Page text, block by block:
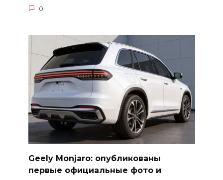
0
Geely Monjaro: опубликованы
первые официальные фото и